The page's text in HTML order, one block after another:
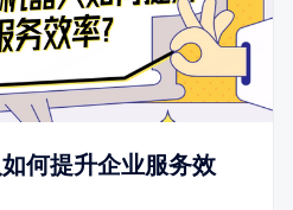
何提升企业服务效